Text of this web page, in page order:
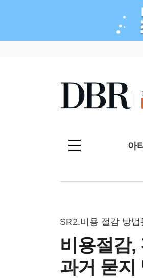
아
SR2.비용 절감 방법
비용절감,
과거 묻지